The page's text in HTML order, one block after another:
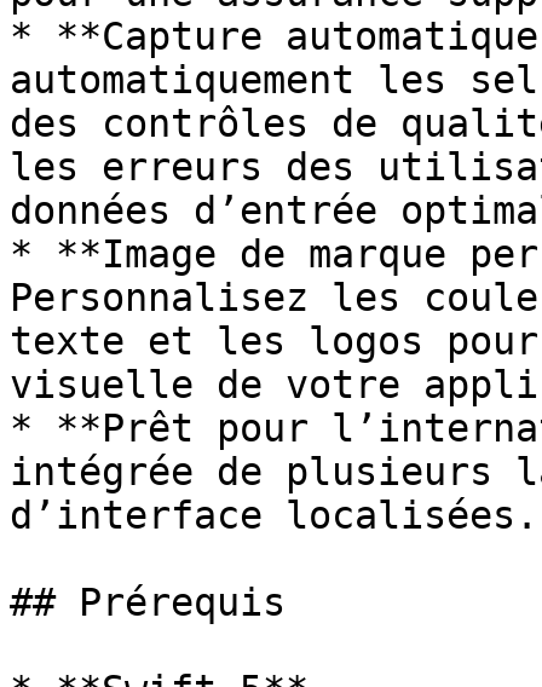
* **Capture
automatiquement les
des contrôles de
les erreurs des
données d’entrée
* **Image de marque
Personnalisez les
texte et les logos
visuelle de votre
* **Prêt pour
intégrée de plusieurs
d’interface localisées.
## Prérequis